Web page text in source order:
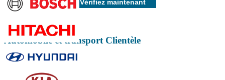
Vérifiez maintenant
Automobile et transport Clientèle